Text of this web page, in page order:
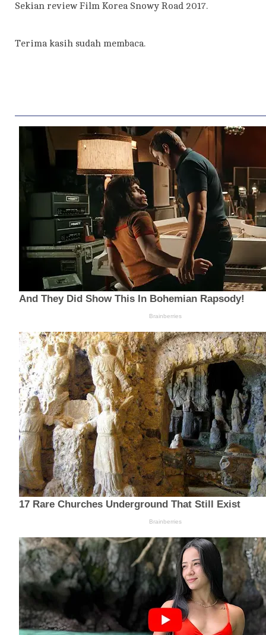
Sekian review Film Korea Snowy Road 2017.
Terima kasih sudah membaca.